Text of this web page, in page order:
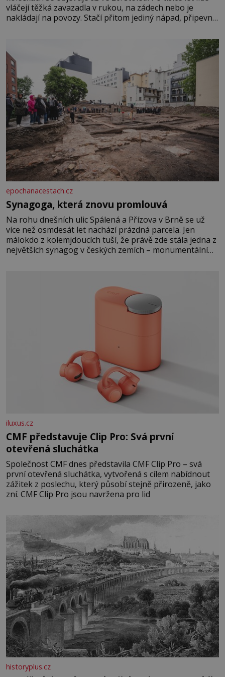
vláčejí těžká zavazadla v rukou, na zádech nebo je
nakládají na povozy. Stačí přitom jediný nápad, připevnit
nedostane. Až jednou se na letišti ozve věta, která změní
epochanacestach.cz
Synagoga, která znovu promlouvá
Na rohu dnešních ulic Spálená a Přízova v Brně se už
více než osmdesát let nachází prázdná parcela. Jen
málokdo z kolemjdoucích tuší, že právě zde stála jedna z
největších synagog v českých zemích – monumentální
iluxus.cz
CMF představuje Clip Pro: Svá první
otevřená sluchátka
Společnost CMF dnes představila CMF Clip Pro – svá
první otevřená sluchátka, vytvořená s cílem nabídnout
zážitek z poslechu, který působí stejně přirozeně, jako
zní. CMF Clip Pro jsou navržena pro lid
historyplus.cz